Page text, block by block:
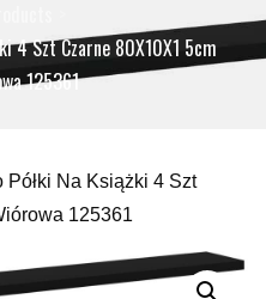
4 Szt Czarne 80X10X1 5cm
125361
Półki Na Książki 4 Szt
125361